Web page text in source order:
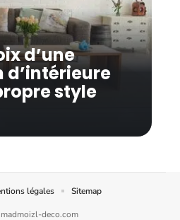
d’une
style
deco.com
légales Sitemap